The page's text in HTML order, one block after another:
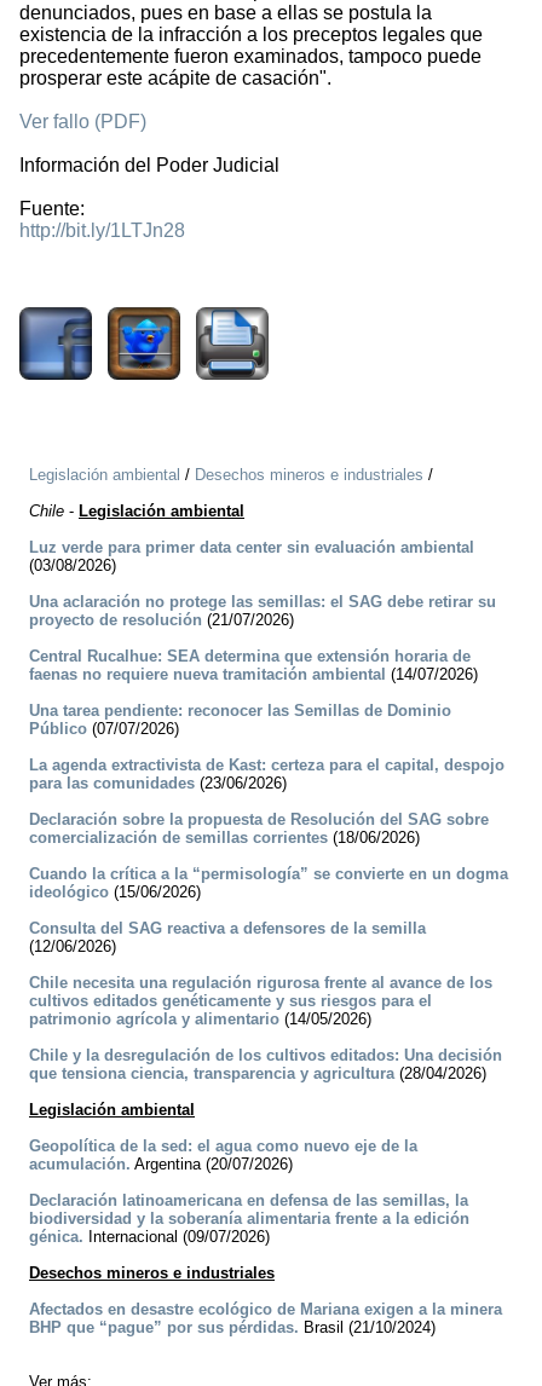
denunciados, pues en base a ellas se postula la
existencia de la infracción a los preceptos legales que
precedentemente fueron examinados, tampoco puede
prosperar este acápite de casación".
Ver fallo (PDF)
Información del Poder Judicial
Fuente:
http://bit.ly/1LTJn28
Legislación ambiental / Desechos mineros e industriales /
Chile - Legislación ambiental
Luz verde para primer data center sin evaluación ambiental
(03/08/2026)
Una aclaración no protege las semillas: el SAG debe retirar su
proyecto de resolución (21/07/2026)
Central Rucalhue: SEA determina que extensión horaria de
faenas no requiere nueva tramitación ambiental (14/07/2026)
Una tarea pendiente: reconocer las Semillas de Dominio
Público (07/07/2026)
La agenda extractivista de Kast: certeza para el capital, despojo
para las comunidades (23/06/2026)
Declaración sobre la propuesta de Resolución del SAG sobre
comercialización de semillas corrientes (18/06/2026)
Cuando la crítica a la “permisología” se convierte en un dogma
ideológico (15/06/2026)
Consulta del SAG reactiva a defensores de la semilla
(12/06/2026)
Chile necesita una regulación rigurosa frente al avance de los
cultivos editados genéticamente y sus riesgos para el
patrimonio agrícola y alimentario (14/05/2026)
Chile y la desregulación de los cultivos editados: Una decisión
que tensiona ciencia, transparencia y agricultura(28/04/2026)
Legislación ambiental
Geopolítica de la sed: el agua como nuevo eje de la
acumulación. Argentina (20/07/2026)
Declaración latinoamericana en defensa de las semillas, la
biodiversidad y la soberanía alimentaria frente a la edición
génica. Internacional (09/07/2026)
Desechos mineros e industriales
Afectados en desastre ecológico de Mariana exigen a la minera
BHP que “pague” por sus pérdidas. Brasil (21/10/2024)
Ver más: